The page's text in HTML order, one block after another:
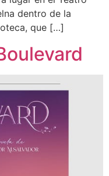
dentro de la
que […]